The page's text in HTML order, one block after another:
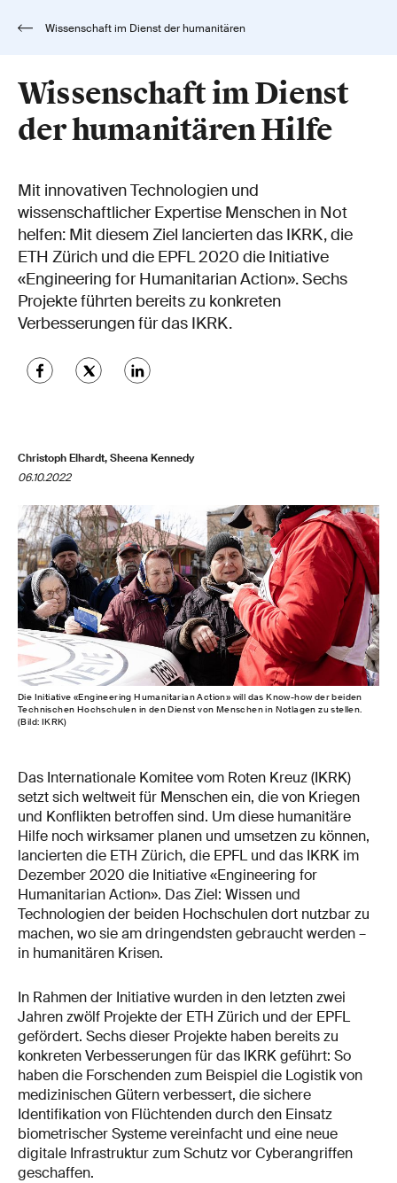
Wissenschaft im Dienst
der humanitären Hilfe
Mit innovativen Technologien und
wissenschaftlicher Expertise Menschen in Not
helfen: Mit diesem Ziel lancierten das IKRK, die
ETH Zürich und die EPFL 2020 die Initiative
«Engineering for Humanitarian Action». Sechs
Projekte führten bereits zu konkreten
Verbesserungen für das IKRK.
Christoph Elhardt, Sheena Kennedy
06.10.2022
Die Initiative «Engineering Humanitarian Action» will das Know-​how der beiden
Technischen Hochschulen in den Dienst von Menschen in Notlagen zu stellen.
(Bild: IKRK)
Das Internationale Komitee vom Roten Kreuz (IKRK)
setzt sich weltweit für Menschen ein, die von Kriegen
und Konflikten betroffen sind. Um diese humanitäre
Hilfe noch wirksamer planen und umsetzen zu können,
lancierten die ETH Zürich, die EPFL und das IKRK im
Dezember 2020 die Initiative «Engineering for
Humanitarian Action». Das Ziel: Wissen und
Technologien der beiden Hochschulen dort nutzbar zu
machen, wo sie am dringendsten gebraucht werden –
in humanitären Krisen.
In Rahmen der Initiative wurden in den letzten zwei
Jahren zwölf Projekte der ETH Zürich und der EPFL
gefördert. Sechs dieser Projekte haben bereits zu
konkreten Verbesserungen für das IKRK geführt: So
haben die Forschenden zum Beispiel die Logistik von
medizinischen Gütern verbessert, die sichere
Identifikation von Flüchtenden durch den Einsatz
biometrischer Systeme vereinfacht und eine neue
digitale Infrastruktur zum Schutz vor Cyberangriffen
geschaffen.